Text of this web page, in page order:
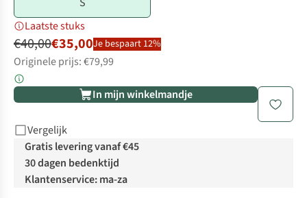
Laatste stuks
€40,00€35,00Je bespaart 12%
Originele prijs: €79,99
In mijn winkelmandje
Vergelijk
Gratis levering vanaf €45
30 dagen bedenktijd
Klantenservice: ma-za